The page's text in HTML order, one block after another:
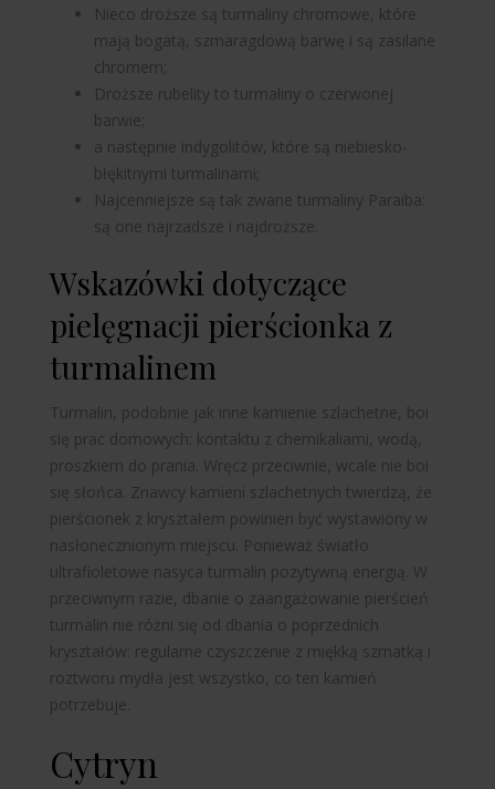
Nieco droższe są turmaliny chromowe, które
mają bogatą, szmaragdową barwę i są zasilane
chromem;
Droższe rubelity to turmaliny o czerwonej
barwie;
a następnie indygolitów, które są niebiesko-
błękitnymi turmalinami;
Najcenniejsze są tak zwane turmaliny Paraiba:
są one najrzadsze i najdroższe.
Wskazówki dotyczące
pielęgnacji pierścionka z
turmalinem
Turmalin, podobnie jak inne kamienie szlachetne, boi
się prac domowych: kontaktu z chemikaliami, wodą,
proszkiem do prania. Wręcz przeciwnie, wcale nie boi
się słońca. Znawcy kamieni szlachetnych twierdzą, że
pierścionek z kryształem powinien być wystawiony w
nasłonecznionym miejscu. Ponieważ światło
ultrafioletowe nasyca turmalin pozytywną energią. W
przeciwnym razie, dbanie o zaangażowanie pierścień
turmalin nie różni się od dbania o poprzednich
kryształów: regularne czyszczenie z miękką szmatką i
roztworu mydła jest wszystko, co ten kamień
potrzebuje.
Cytryn